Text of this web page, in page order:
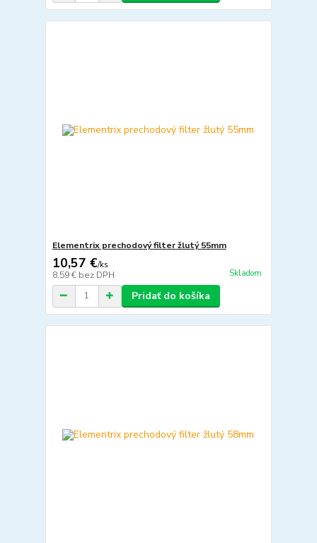
Elementrix prechodový filter žlutý 55mm
10,57 €/ks
8,59 € bez DPH Skladom
Pridať do košíka